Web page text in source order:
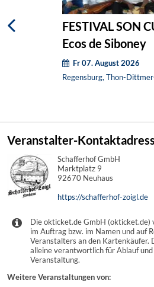
FESTIVAL SON
Ecos de Siboney
Fr 07. August 2026
Regensburg, Thon-
Veranstalter-
Schafferhof GmbH
Marktplatz 9
92670 Neuhaus
https://schafferhof-zoigl.de
Die okticket.de GmbH
im Auftrag bzw. im Namen und auf
Veranstalters an den Kartenkäufer.
alleine verantwortlich für Ablauf
Veranstaltung.
Weitere Veranstaltungen von: